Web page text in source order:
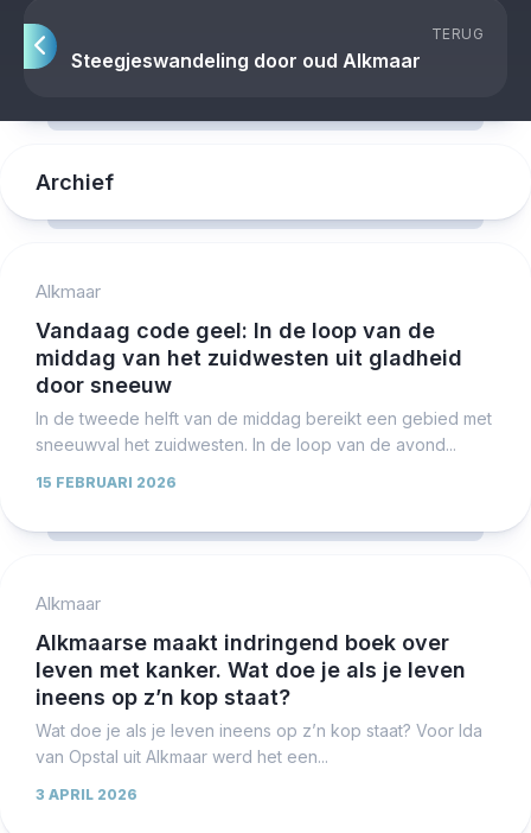
TERUG
Steegjeswandeling door oud Alkmaar
Archief
Alkmaar
Vandaag code geel: In de loop van de
middag van het zuidwesten uit gladheid
door sneeuw
In de tweede helft van de middag bereikt een gebied met
sneeuwval het zuidwesten. In de loop van de avond...
15 FEBRUARI 2026
Alkmaar
Alkmaarse maakt indringend boek over
leven met kanker. Wat doe je als je leven
ineens op z’n kop staat?
Wat doe je als je leven ineens op z’n kop staat? Voor Ida
van Opstal uit Alkmaar werd het een...
3 APRIL 2026